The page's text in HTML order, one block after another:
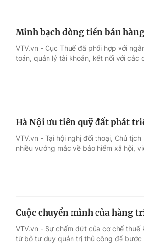
Điện ảnh
Âm nhạc
Sao
Minh bạch dòng tiền bán
VTV.vn - Cục Thuế đã phối hợp với
toán, quản lý tài khoản, kết nối với
Hà Nội ưu tiên quỹ đất phát
VTV.vn - Tại hội nghị đối thoại, Chủ
nhiều vướng mắc về bảo hiểm xã hội,
Cuộc chuyển mình của hàng
VTV.vn - Sự chấm dứt của cơ chế
từ bỏ tư duy quản trị thủ công để bước